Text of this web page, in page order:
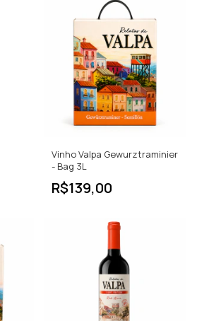
Vinho Valpa Gewurztraminier
- Bag 3L
R$139,00